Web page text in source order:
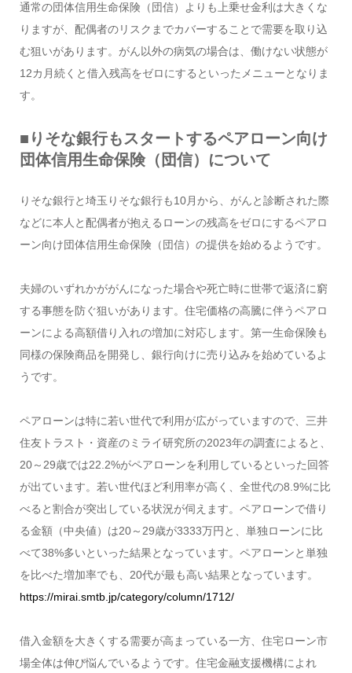
通常の団体信用生命保険（団信）よりも上乗せ金利は大きくな
りますが、配偶者のリスクまでカバーすることで需要を取り込
む狙いがあります。がん以外の病気の場合は、働けない状態が
12カ月続くと借入残高をゼロにするといったメニューとなりま
す。
■りそな銀行もスタートするペアローン向け
団体信用生命保険（団信）について
りそな銀行と埼玉りそな銀行も10月から、がんと診断された際
などに本人と配偶者が抱えるローンの残高をゼロにするペアロ
ーン向け団体信用生命保険（団信）の提供を始めるようです。
夫婦のいずれかががんになった場合や死亡時に世帯で返済に窮
する事態を防ぐ狙いがあります。住宅価格の高騰に伴うペアロ
ーンによる高額借り入れの増加に対応します。第一生命保険も
同様の保険商品を開発し、銀行向けに売り込みを始めているよ
うです。
ペアローンは特に若い世代で利用が広がっていますので、三井
住友トラスト・資産のミライ研究所の2023年の調査によると、
20～29歳では22.2%がペアローンを利用しているといった回答
が出ています。若い世代ほど利用率が高く、全世代の8.9%に比
べると割合が突出している状況が伺えます。ペアローンで借り
る金額（中央値）は20～29歳が3333万円と、単独ローンに比
べて38%多いといった結果となっています。ペアローンと単独
を比べた増加率でも、20代が最も高い結果となっています。
https://mirai.smtb.jp/category/column/1712/
借入金額を大きくする需要が高まっている一方、住宅ローン市
場全体は伸び悩んでいるようです。住宅金融支援機構によれ